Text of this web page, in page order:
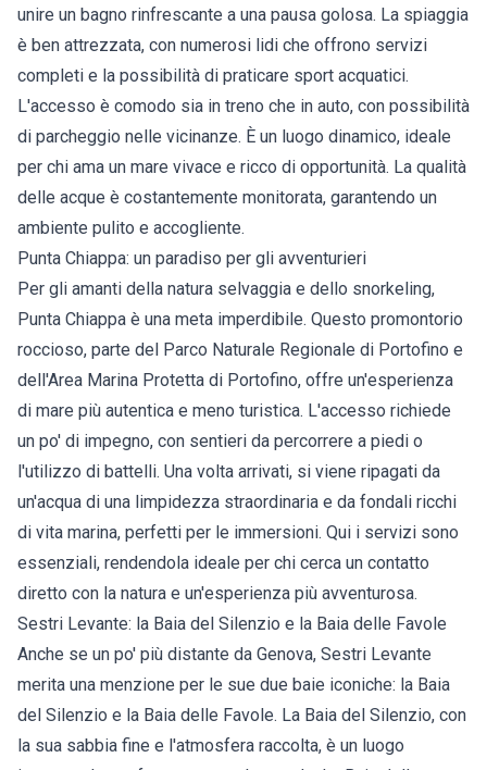
unire un bagno rinfrescante a una pausa golosa. La spiaggia
è ben attrezzata, con numerosi lidi che offrono servizi
completi e la possibilità di praticare sport acquatici.
L'accesso è comodo sia in treno che in auto, con possibilità
di parcheggio nelle vicinanze. È un luogo dinamico, ideale
per chi ama un mare vivace e ricco di opportunità. La qualità
delle acque è costantemente monitorata, garantendo un
ambiente pulito e accogliente.
Punta Chiappa: un paradiso per gli avventurieri
Per gli amanti della natura selvaggia e dello snorkeling,
Punta Chiappa è una meta imperdibile. Questo promontorio
roccioso, parte del Parco Naturale Regionale di Portofino e
dell'Area Marina Protetta di Portofino, offre un'esperienza
di mare più autentica e meno turistica. L'accesso richiede
un po' di impegno, con sentieri da percorrere a piedi o
l'utilizzo di battelli. Una volta arrivati, si viene ripagati da
un'acqua di una limpidezza straordinaria e da fondali ricchi
di vita marina, perfetti per le immersioni. Qui i servizi sono
essenziali, rendendola ideale per chi cerca un contatto
diretto con la natura e un'esperienza più avventurosa.
Sestri Levante: la Baia del Silenzio e la Baia delle Favole
Anche se un po' più distante da Genova, Sestri Levante
merita una menzione per le sue due baie iconiche: la Baia
del Silenzio e la Baia delle Favole. La Baia del Silenzio, con
la sua sabbia fine e l'atmosfera raccolta, è un luogo